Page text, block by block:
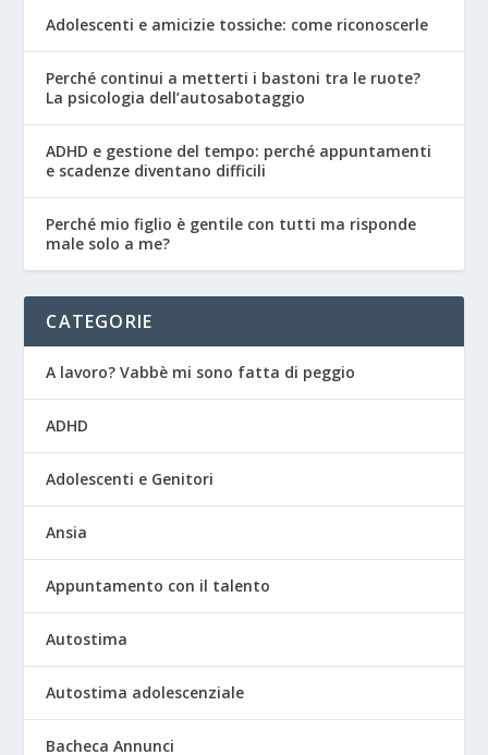
Adolescenti e amicizie tossiche: come riconoscerle
Perché continui a metterti i bastoni tra le ruote?
La psicologia dell’autosabotaggio
ADHD e gestione del tempo: perché appuntamenti
e scadenze diventano difficili
Perché mio figlio è gentile con tutti ma risponde
male solo a me?
CATEGORIE
A lavoro? Vabbè mi sono fatta di peggio
ADHD
Adolescenti e Genitori
Ansia
Appuntamento con il talento
Autostima
Autostima adolescenziale
Bacheca Annunci